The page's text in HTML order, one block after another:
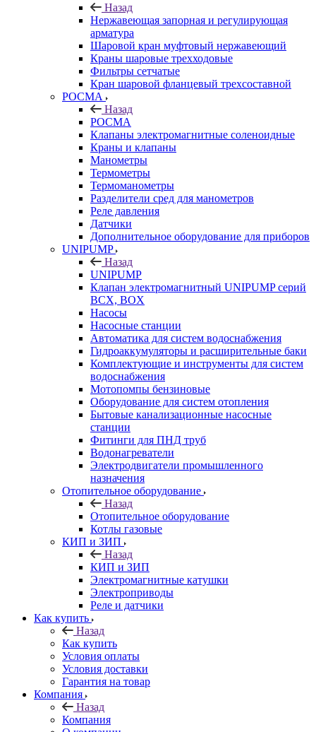
Назад
Нержавеющая запорная и регулирующая
арматура
Шаровой кран муфтовый нержавеющий
Краны шаровые трехходовые
Фильтры сетчатые
Кран шаровой фланцевый трехсоставной
РОСМА
Назад
РОСМА
Клапаны электромагнитные соленоидные
Краны и клапаны
Манометры
Термометры
Термоманометры
Разделители сред для манометров
Реле давления
Датчики
Дополнительное оборудование для приборов
UNIPUMP
Назад
UNIPUMP
Клапан электромагнитный UNIPUMP серий
BCX, BOX
Насосы
Насосные станции
Автоматика для систем водоснабжения
Гидроаккумуляторы и расширительные баки
Комплектующие и инструменты для систем
водоснабжения
Мотопомпы бензиновые
Оборудование для систем отопления
Бытовые канализационные насосные
станции
Фитинги для ПНД труб
Водонагреватели
Электродвигатели промышленного
назначения
Отопительное оборудование
Назад
Отопительное оборудование
Котлы газовые
КИП и ЗИП
Назад
КИП и ЗИП
Электромагнитные катушки
Электроприводы
Реле и датчики
Как купить
Назад
Как купить
Условия оплаты
Условия доставки
Гарантия на товар
Компания
Назад
Компания